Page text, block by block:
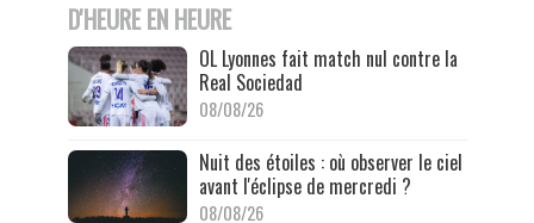
D'HEURE EN HEURE
OL Lyonnes fait match nul contre la
Real Sociedad
08/08/26
Nuit des étoiles : où observer le ciel
avant l'éclipse de mercredi ?
08/08/26